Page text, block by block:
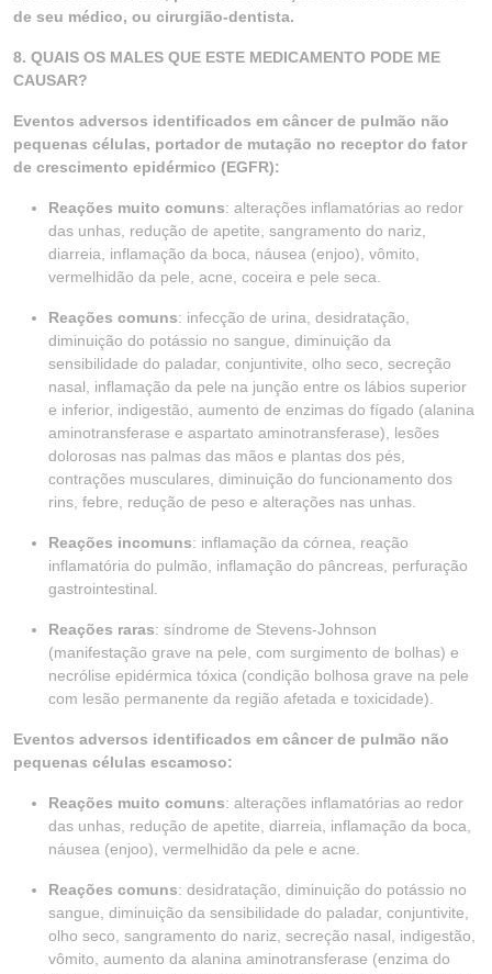
de seu médico, ou cirurgião-dentista.
8. QUAIS OS MALES QUE ESTE MEDICAMENTO PODE ME
CAUSAR?
Eventos adversos identificados em câncer de pulmão não
pequenas células, portador de mutação no receptor do fator
de crescimento epidérmico (EGFR):
Reações muito comuns: alterações inflamatórias ao redor
das unhas, redução de apetite, sangramento do nariz,
diarreia, inflamação da boca, náusea (enjoo), vômito,
vermelhidão da pele, acne, coceira e pele seca.
Reações comuns: infecção de urina, desidratação,
diminuição do potássio no sangue, diminuição da
sensibilidade do paladar, conjuntivite, olho seco, secreção
nasal, inflamação da pele na junção entre os lábios superior
e inferior, indigestão, aumento de enzimas do fígado (alanina
aminotransferase e aspartato aminotransferase), lesões
dolorosas nas palmas das mãos e plantas dos pés,
contrações musculares, diminuição do funcionamento dos
rins, febre, redução de peso e alterações nas unhas.
Reações incomuns: inflamação da córnea, reação
inflamatória do pulmão, inflamação do pâncreas, perfuração
gastrointestinal.
Reações raras: síndrome de Stevens-Johnson
(manifestação grave na pele, com surgimento de bolhas) e
necrólise epidérmica tóxica (condição bolhosa grave na pele
com lesão permanente da região afetada e toxicidade).
Eventos adversos identificados em câncer de pulmão não
pequenas células escamoso:
Reações muito comuns: alterações inflamatórias ao redor
das unhas, redução de apetite, diarreia, inflamação da boca,
náusea (enjoo), vermelhidão da pele e acne.
Reações comuns: desidratação, diminuição do potássio no
sangue, diminuição da sensibilidade do paladar, conjuntivite,
olho seco, sangramento do nariz, secreção nasal, indigestão,
vômito, aumento da alanina aminotransferase (enzima do